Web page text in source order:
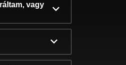
vagy